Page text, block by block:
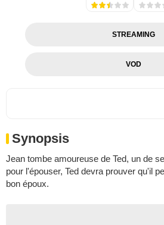
STREAMING
VOD
Synopsis
Jean tombe amoureuse de Ted, un de
pour l'épouser, Ted devra prouver qu'il
bon époux.